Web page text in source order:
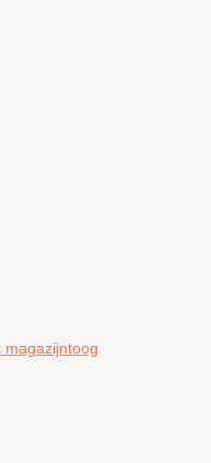
magazijntoog